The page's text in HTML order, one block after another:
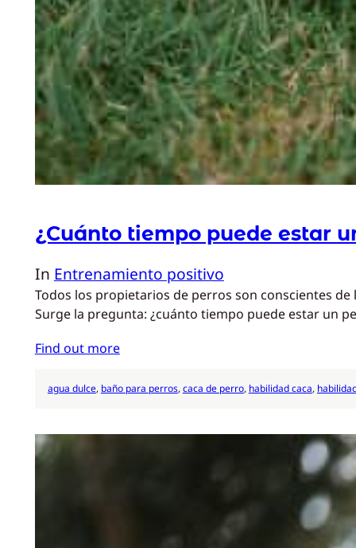
¿Cuánto tiempo puede estar
In Entrenamiento positivo
Todos los propietarios de perros son conscientes
Surge la pregunta: ¿cuánto tiempo puede estar un
Find out more
agua dulce, baño para perros, caca de perro, habilidad caca,